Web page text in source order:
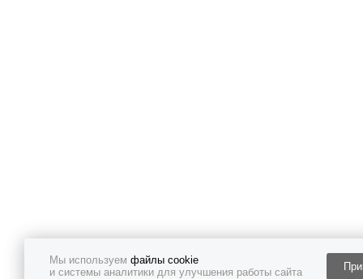
Мы используем файлы cookie
и системы аналитики для улучшения работы сайта